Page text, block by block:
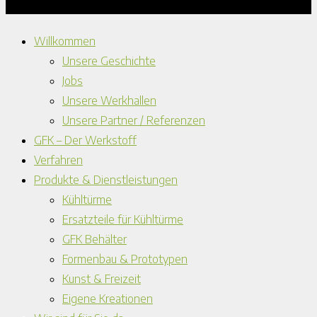
Willkommen
Unsere Geschichte
Jobs
Unsere Werkhallen
Unsere Partner / Referenzen
GFK – Der Werkstoff
Verfahren
Produkte & Dienstleistungen
Kühltürme
Ersatzteile für Kühltürme
GFK Behälter
Formenbau & Prototypen
Kunst & Freizeit
Eigene Kreationen